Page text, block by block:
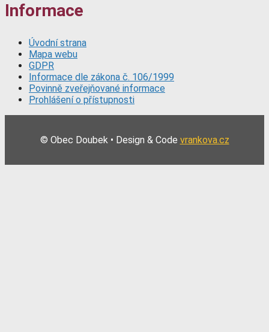
Informace
Úvodní strana
Mapa webu
GDPR
Informace dle zákona č. 106/1999
Povinně zveřejňované informace
Prohlášení o přístupnosti
© Obec Doubek • Design & Code vrankova.cz